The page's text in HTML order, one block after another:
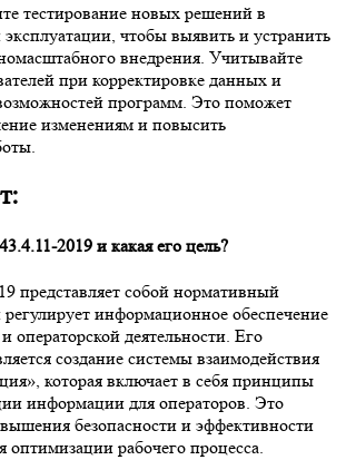
тестирование новых решений в
эксплуатации, чтобы выявить и устранить
внедрения. Учитывайте
при корректировке данных и
программ. Это поможет
изменениям и повысить
2019 и какая его цель?
представляет собой нормативный
информационное обеспечение
операторской деятельности. Его
создание системы взаимодействия
которая включает в себя принципы
информации для операторов. Это
безопасности и эффективности
оптимизации рабочего процесса.